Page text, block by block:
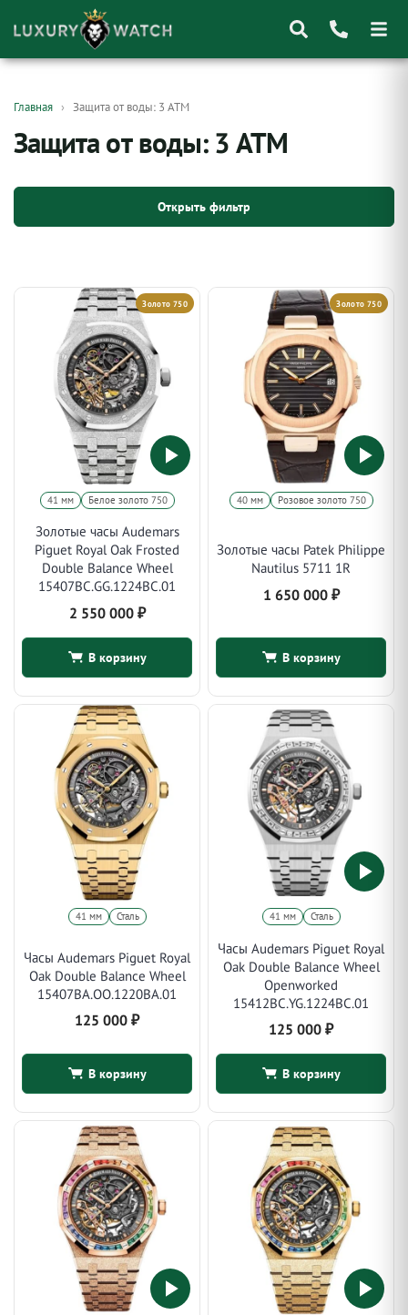
товаров
Главная Защита от воды: 3 АТМ
Защита от воды: 3 АТМ
Открыть фильтр
Золото 750
41 мм Белое золото 750
Золотые часы Audemars
Piguet Royal Oak Frosted
Double Balance Wheel
15407BC.GG.1224BC.01
2 550 000 ₽
В корзину
Золото 750
40 мм Розовое золото 750
Золотые часы Patek Philippe
Nautilus 5711 1R
1 650 000 ₽
В корзину
41 мм Сталь
Часы Audemars Piguet Royal
Oak Double Balance Wheel
15407BA.OO.1220BA.01
125 000 ₽
В корзину
41 мм Сталь
Часы Audemars Piguet Royal
Oak Double Balance Wheel
Openworked
15412BC.YG.1224BC.01
125 000 ₽
В корзину